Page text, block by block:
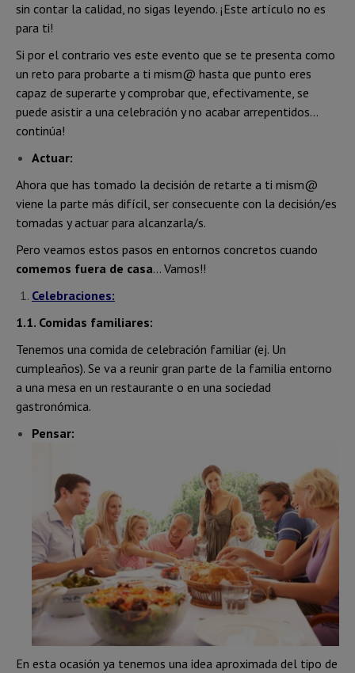
sin contar la calidad, no sigas leyendo. ¡Este artículo no es
para ti!
Si por el contrario ves este evento que se te presenta como
un reto para probarte a ti mism@ hasta que punto eres
capaz de superarte y comprobar que, efectivamente, se
puede asistir a una celebración y no acabar arrepentidos…
continúa!
Actuar:
Ahora que has tomado la decisión de retarte a ti mism@
viene la parte más difícil, ser consecuente con la decisión/es
tomadas y actuar para alcanzarla/s.
Pero veamos estos pasos en entornos concretos cuando
comemos fuera de casa… Vamos!!
Celebraciones:
1.1. Comidas familiares:
Tenemos una comida de celebración familiar (ej. Un
cumpleaños). Se va a reunir gran parte de la familia entorno
a una mesa en un restaurante o en una sociedad
gastronómica.
Pensar:
En esta ocasión ya tenemos una idea aproximada del tipo de